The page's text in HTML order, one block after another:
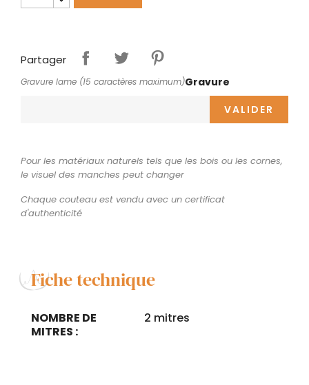
Partager
Gravure
Gravure lame (15 caractères maximum)
VALIDER
Pour les matériaux naturels tels que les bois ou les cornes,
le visuel des manches peut changer
Chaque couteau est vendu avec un certificat
d'authenticité
Fiche technique
NOMBRE DE
MITRES :
2 mitres